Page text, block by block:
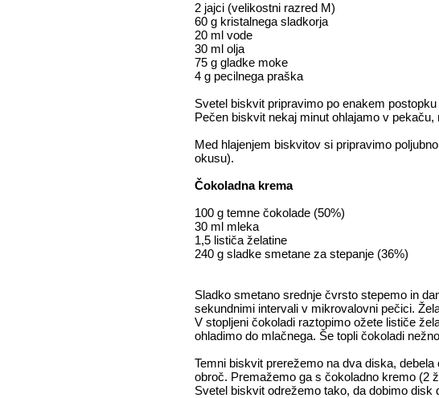
2 jajci (velikostni razred M)
60 g kristalnega sladkorja
20 ml vode
30 ml olja
75 g gladke moke
4 g pecilnega praška
Svetel biskvit pripravimo po enakem
Pečen biskvit nekaj minut ohlajamo v
Med hlajenjem biskvitov si pripravimo
okusu).
Čokoladna krema
100 g temne čokolade (50%)
30 ml mleka
1,5 lističa želatine
240 g sladke smetane za stepanje (36%)
Sladko smetano srednje čvrsto stepemo in
sekundnimi intervali v mikrovalovni pečici.
V stopljeni čokoladi raztopimo ožete lističe
ohladimo do mlačnega. Še topli čokoladi
Temni biskvit prerežemo na dva diska,
obroč. Premažemo ga s čokoladno kremo (2
Svetel biskvit odrežemo tako, da dobimo